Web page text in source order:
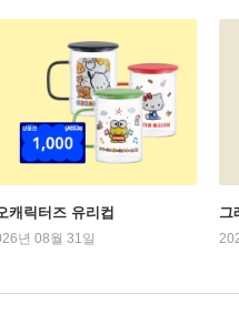
캐릭터즈 유리컵
년 08월 31일
그